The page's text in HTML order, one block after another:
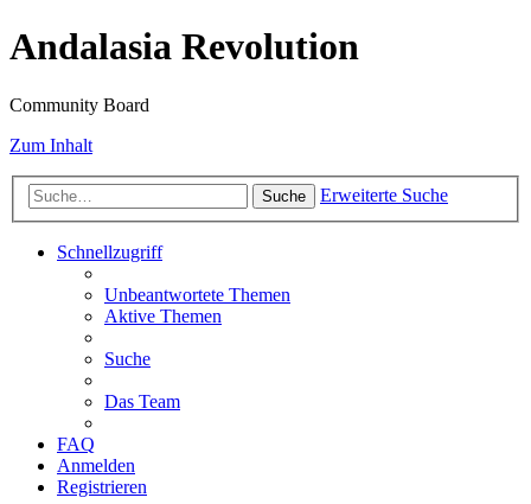
Andalasia Revolution
Community Board
Zum Inhalt
Suche Erweiterte Suche
Schnellzugriff
Unbeantwortete Themen
Aktive Themen
Suche
Das Team
FAQ
Anmelden
Registrieren